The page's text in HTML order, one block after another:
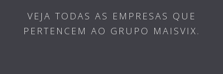
VEJA TODAS AS EMPRESAS QUE
PERTENCEM AO GRUPO MAISVIX.